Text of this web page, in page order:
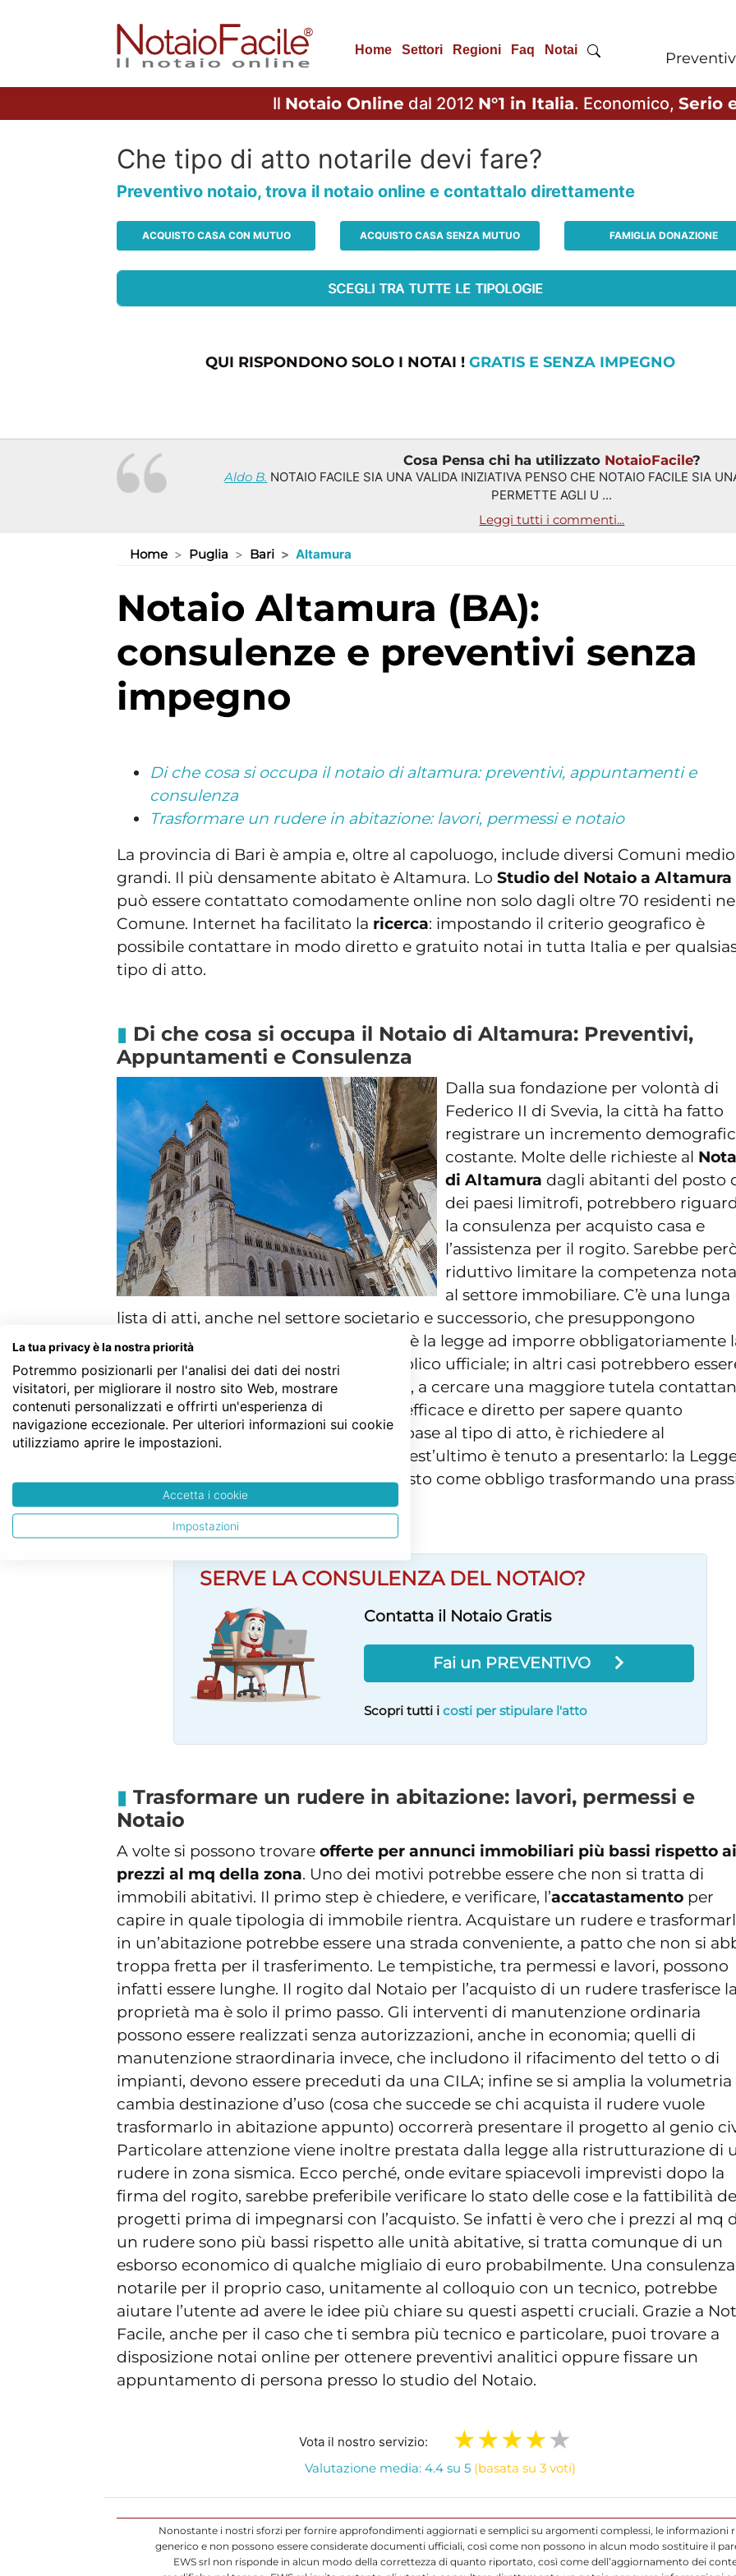
Home Settori Regioni Faq Notai
Il Notaio Online dal 2012 N°1 in Italia. Economico, Serio
Che tipo di atto notarile devi fare?
Preventivo notaio, trova il notaio online e contattalo direttamente
ACQUISTO CASA CON MUTUO ACQUISTO CASA SENZA MUTUO FAMIGLIA DONAZIONE
QUI RISPONDONO SOLO I NOTAI ! GRATIS E SENZA IMPEGNO
Cosa Pensa chi ha utilizzato NotaioFacile?
Aldo B. NOTAIO FACILE SIA UNA VALIDA INIZIATIVA PENSO CHE NOTAIO FACILE SIA
PERMETTE AGLI U ...
Leggi tutti i commenti...
Home Puglia Bari Altamura
Notaio Altamura (BA):
consulenze e preventivi senza
impegno
Di che cosa si occupa il notaio di altamura: preventivi, appuntamenti e
consulenza
Trasformare un rudere in abitazione: lavori, permessi e notaio
La provincia di Bari è ampia e, oltre al capoluogo, include diversi Comuni
grandi. Il più densamente abitato è Altamura. Lo Studio del Notaio a Altamura
può essere contattato comodamente online non solo dagli oltre 70 residenti
Comune. Internet ha facilitato la ricerca: impostando il criterio geografico è
possibile contattare in modo diretto e gratuito notai in tutta Italia e per
tipo di atto.
Di che cosa si occupa il Notaio di Altamura: Preventivi,
Appuntamenti e Consulenza
Dalla sua fondazione per volontà di
Federico II di Svevia, la città ha fatto
registrare un incremento
costante. Molte delle richieste al
di Altamura dagli abitanti del posto
dei paesi limitrofi, potrebbero
la consulenza per acquisto casa e
l’assistenza per il rogito. Sarebbe
riduttivo limitare la competenza
al settore immobiliare. C’è una lunga
lista di atti, anche nel settore societario e successorio, che presuppongono
l’intervento del Notaio
. In alcuni casi è la legge ad imporre obbligatoriamente
presenza del Notaio in qualità di pubblico ufficiale; in altri casi potrebbero
parti, anche laddove non obbligatorio, a cercare una maggiore tutela
a proprie spese il Notaio. Il modo più efficace e diretto per sapere quanto
costerebbe l’intervento del Notaio in base al tipo di atto, è richiedere al
professionista il preventivo scritto. Quest’ultimo è tenuto a presentarlo: la
sulla Concorrenza del 2017 lo ha previsto come obbligo trasformando una
diffusa in un’imposizione normativa.
SERVE LA CONSULENZA DEL NOTAIO?
Contatta il Notaio Gratis
Fai un PREVENTIVO
Scopri tutti i costi per stipulare l'atto
Trasformare un rudere in abitazione: lavori, permessi e
Notaio
A volte si possono trovare offerte per annunci immobiliari più bassi rispetto ai
prezzi al mq della zona. Uno dei motivi potrebbe essere che non si tratta di
immobili abitativi. Il primo step è chiedere, e verificare, l’accatastamento per
capire in quale tipologia di immobile rientra. Acquistare un rudere e
in un’abitazione potrebbe essere una strada conveniente, a patto che non si
troppa fretta per il trasferimento. Le tempistiche, tra permessi e lavori, possono
infatti essere lunghe. Il rogito dal Notaio per l’acquisto di un rudere trasferisce la
proprietà ma è solo il primo passo. Gli interventi di manutenzione ordinaria
possono essere realizzati senza autorizzazioni, anche in economia; quelli di
manutenzione straordinaria invece, che includono il rifacimento del tetto o di
impianti, devono essere preceduti da una CILA; infine se si amplia la volumetria
cambia destinazione d’uso (cosa che succede se chi acquista il rudere vuole
trasformarlo in abitazione appunto) occorrerà presentare il progetto al genio
Particolare attenzione viene inoltre prestata dalla legge alla ristrutturazione di
rudere in zona sismica. Ecco perché, onde evitare spiacevoli imprevisti dopo la
firma del rogito, sarebbe preferibile verificare lo stato delle cose e la fattibilità
progetti prima di impegnarsi con l’acquisto. Se infatti è vero che i prezzi al mq
un rudere sono più bassi rispetto alle unità abitative, si tratta comunque di un
esborso economico di qualche migliaio di euro probabilmente. Una consulenza
notarile per il proprio caso, unitamente al colloquio con un tecnico, potrebbe
aiutare l’utente ad avere le idee più chiare su questi aspetti cruciali. Grazie a
Facile, anche per il caso che ti sembra più tecnico e particolare, puoi trovare a
disposizione notai online per ottenere preventivi analitici oppure fissare un
appuntamento di persona presso lo studio del Notaio.
Vota il nostro servizio:
Valutazione media: 4.4 su 5 (basata su 3 voti)
Nonostante i nostri sforzi per fornire approfondimenti aggiornati e semplici su argomenti complessi, le informazioni
generico e non possono essere considerate documenti ufficiali, così come non possono in alcun modo sostituire il
EWS srl non risponde in alcun modo della correttezza di quanto riportato, così come dell’aggiornamento dei
La tua privacy è la nostra priorità
Potremmo posizionarli per l'analisi dei dati dei nostri
visitatori, per migliorare il nostro sito Web, mostrare
contenuti personalizzati e offrirti un'esperienza di
navigazione eccezionale. Per ulteriori informazioni sui cookie
utilizziamo aprire le impostazioni.
Accetta i cookie
Impostazioni